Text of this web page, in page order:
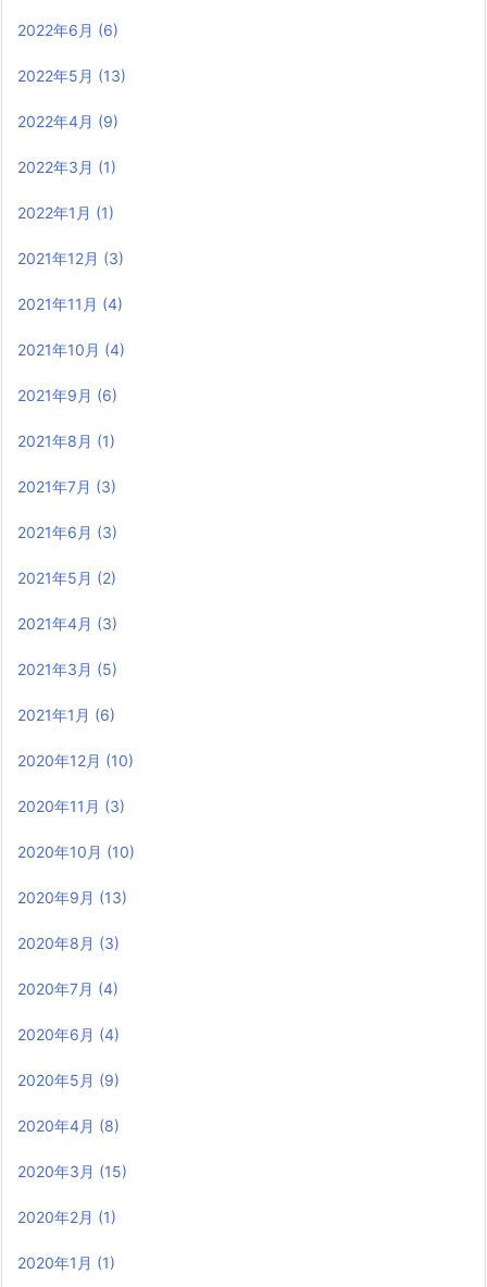
2022年6月 (6)
2022年5月 (13)
2022年4月 (9)
2022年3月 (1)
2022年1月 (1)
2021年12月 (3)
2021年11月 (4)
2021年10月 (4)
2021年9月 (6)
2021年8月 (1)
2021年7月 (3)
2021年6月 (3)
2021年5月 (2)
2021年4月 (3)
2021年3月 (5)
2021年1月 (6)
2020年12月 (10)
2020年11月 (3)
2020年10月 (10)
2020年9月 (13)
2020年8月 (3)
2020年7月 (4)
2020年6月 (4)
2020年5月 (9)
2020年4月 (8)
2020年3月 (15)
2020年2月 (1)
2020年1月 (1)